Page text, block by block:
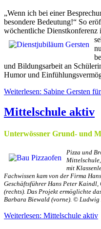
„Wenn ich bei einer
besondere Bedeutung!“ So
wöchentliche Dienstkonferenz
und Bildungsarbeit an
Humor und
Weiterlesen: Sabine Gersten
Mittelschule aktiv
Unterwössner Grund- und
Pizza und
mit
Fachwissen kam von der Firma
Geschäftsführer Hans Peter
(rechts). Das Projekt ermöglichte
Barbara Biewald (vorne). © Ludwig
Weiterlesen: Mittelschule aktiv